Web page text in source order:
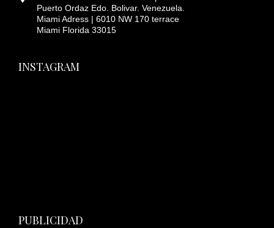
Puerto Ordaz Edo. Bolivar. Venezuela.
Miami Adress | 6010 NW 170 terrace
Miami Florida 33015
INSTAGRAM
PUBLICIDAD